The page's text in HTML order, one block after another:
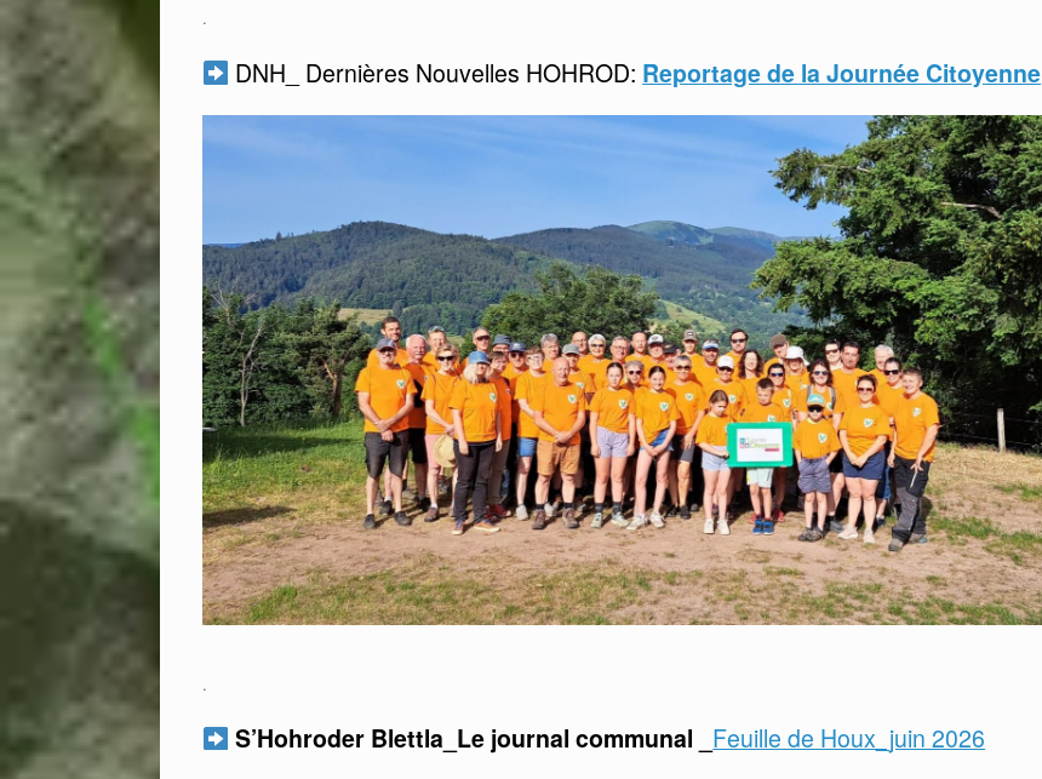
.
DNH_ Dernières Nouvelles HOHROD: Reportage de la Journée Citoyenne
.
S’Hohroder Blettla_Le journal communal _ Feuille de Houx_juin 2026